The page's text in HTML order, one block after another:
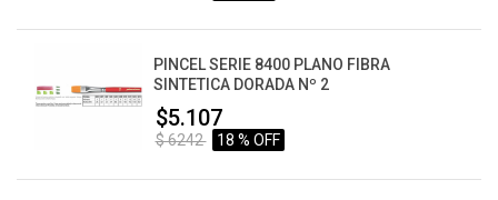
PINCEL SERIE 8400 PLANO FIBRA
SINTETICA DORADA Nº 2
$5.107
$ 6242 18 % OFF